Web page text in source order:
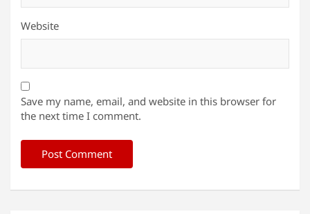
Website
Save my name, email, and website in this browser for
the next time I comment.